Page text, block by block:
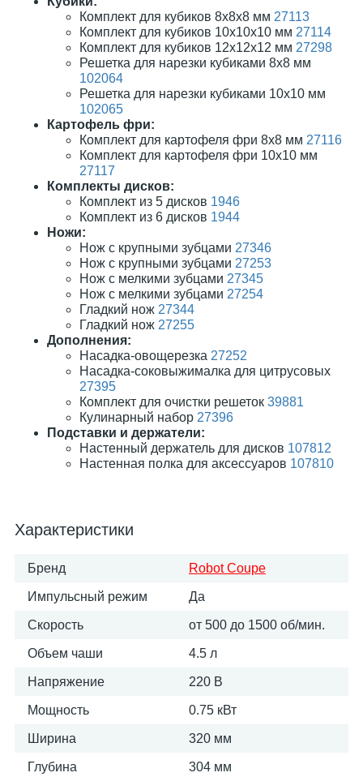
Комплект для кубиков 8х8х8 мм 27113
Комплект для кубиков 10х10х10 мм 27114
Комплект для кубиков 12х12х12 мм 27298
Решетка для нарезки кубиками 8х8 мм
102064
Решетка для нарезки кубиками 10х10 мм
102065
Картофель фри:
Комплект для картофеля фри 8х8 мм 27116
Комплект для картофеля фри 10х10 мм
27117
Комплекты дисков:
Комплект из 5 дисков 1946
Комплект из 6 дисков 1944
Ножи:
Нож с крупными зубцами 27346
Нож с крупными зубцами 27253
Нож с мелкими зубцами 27345
Нож с мелкими зубцами 27254
Гладкий нож 27344
Гладкий нож 27255
Дополнения:
Насадка-овощерезка 27252
Насадка-соковыжималка для цитрусовых
27395
Комплект для очистки решеток 39881
Кулинарный набор 27396
Подставки и держатели:
Настенный держатель для дисков 107812
Настенная полка для аксессуаров 107810
Характеристики
Бренд Robot Coupe
Импульсный режим Да
Скорость от 500 до 1500 об/мин.
Объем чаши 4.5 л
Напряжение 220 В
Мощность 0.75 кВт
Ширина 320 мм
Глубина 304 мм